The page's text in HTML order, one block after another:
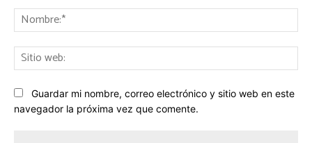
Guardar mi nombre, correo electrónico y sitio web en este
navegador la próxima vez que comente.